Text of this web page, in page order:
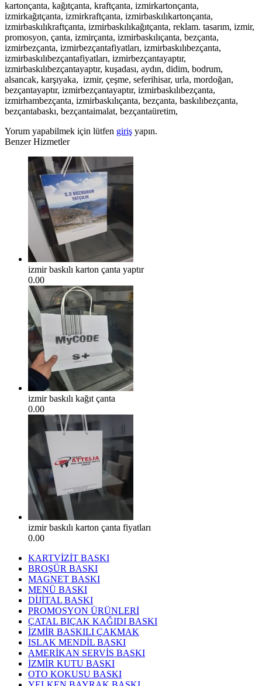
kartonçanta, kağıtçanta, kraftçanta, izmirkartonçanta,
izmirkağıtçanta, izmirkraftçanta, izmirbaskılıkartonçanta,
izmirbaskılıkraftçanta, izmirbaskılıkağıtçanta, reklam. tasarım, izmir,
promosyon, çanta, izmirçanta, izmirbaskılıçanta, bezçanta,
izmirbezçanta, izmirbezçantafiyatları, izmirbaskılıbezçanta,
izmirbaskılıbezçantafiyatları, izmirbezçantayaptır,
izmirbaskılıbezçantayaptır, kuşadası, aydın, didim, bodrum,
alsancak, karşıyaka, izmir, çeşme, seferihisar, urla, mordoğan,
bezçantayaptır, izmirbezçantayaptır, izmirbaskılıbezçanta,
izmirhambezçanta, izmirbaskılıçanta, bezçanta, baskılıbezçanta,
bezçantabaskı, bezçantaimalat, bezçantaüretim,
Yorum yapabilmek için lütfen giriş yapın.
Benzer Hizmetler
izmir baskılı karton çanta yaptır
0.00
izmir baskılı kağıt çanta
0.00
izmir baskılı karton çanta fiyatları
0.00
KARTVİZİT BASKI
BROŞÜR BASKI
MAGNET BASKI
MENÜ BASKI
DİJİTAL BASKI
PROMOSYON ÜRÜNLERİ
ÇATAL BIÇAK KAĞIDI BASKI
İZMİR BASKILI ÇAKMAK
ISLAK MENDİL BASKI
AMERİKAN SERVİS BASKI
İZMİR KUTU BASKI
OTO KOKUSU BASKI